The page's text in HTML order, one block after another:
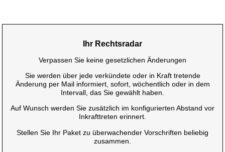
Ihr Rechtsradar
Verpassen Sie keine gesetzlichen Änderungen
Sie werden über jede verkündete oder in Kraft tretende
Änderung per Mail informiert, sofort, wöchentlich oder in dem
Intervall, das Sie gewählt haben.
Auf Wunsch werden Sie zusätzlich im konfigurierten Abstand vor
Inkrafttreten erinnert.
Stellen Sie Ihr Paket zu überwachender Vorschriften beliebig
zusammen.